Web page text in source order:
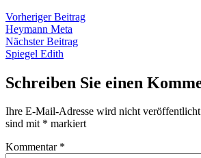
Beitragsnavigation
Vorheriger BeitragVorheriger
Heymann Meta
Nächster BeitragNächster
Spiegel Edith
Schreiben Sie einen
Ihre E-Mail-Adresse wird nicht
sind mit * markiert
Kommentar *